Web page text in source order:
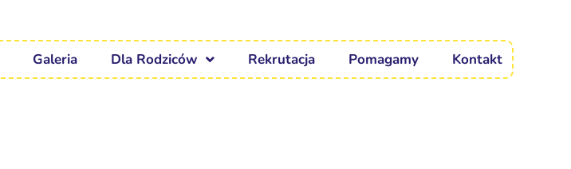
Galeria Dla Rodziców Rekrutacja Pomagamy Kontakt